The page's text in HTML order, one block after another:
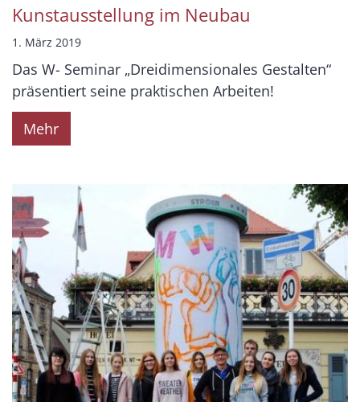
Kunstausstellung im Neubau
1. März 2019
Das W- Seminar „Dreidimensionales Gestalten“
präsentiert seine praktischen Arbeiten!
Mehr